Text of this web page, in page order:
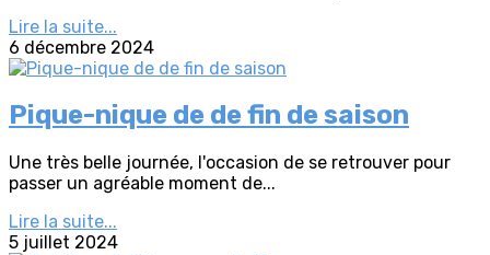
Lire la suite...
6 décembre 2024
Pique-nique de de fin de saison
Une très belle journée, l'occasion de se retrouver pour
passer un agréable moment de...
Lire la suite...
5 juillet 2024